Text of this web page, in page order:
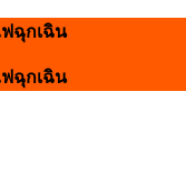
ฉุกเฉิน
ฉุกเฉิน